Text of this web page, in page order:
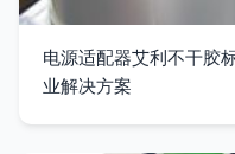
电源适配器艾利不干胶
业解决方案